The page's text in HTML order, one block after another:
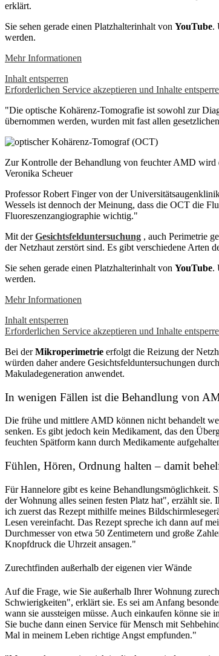
erklärt.
Sie sehen gerade einen Platzhalterinhalt von YouTube.
werden.
Mehr Informationen
Inhalt entsperren
Erforderlichen Service akzeptieren und Inhalte
"Die optische Kohärenz-Tomografie ist sowohl zur
übernommen werden, wurden mit fast allen
Zur Kontrolle der Behandlung von feuchter AMD wird
Veronika Scheuer
Professor Robert Finger von der
Wessels ist dennoch der Meinung, dass die OCT die
Fluoreszenzangiographie wichtig."
Mit der Gesichtsfelduntersuchung , auch Perimetrie
der Netzhaut zerstört sind. Es gibt verschiedene Arten
Sie sehen gerade einen Platzhalterinhalt von YouTube.
werden.
Mehr Informationen
Inhalt entsperren
Erforderlichen Service akzeptieren und Inhalte
Bei derMikroperimetrie erfolgt die Reizung der
würden daher andere Gesichtsfelduntersuchungen
Makuladegeneration anwendet.
In wenigen Fällen ist die Behandlung von
Die frühe und mittlere AMD können nicht behandelt
senken. Es gibt jedoch kein Medikament, das den
feuchten Spätform kann durch Medikamente
Fühlen, Hören, Ordnung halten – damit
Für Hannelore gibt es keine Behandlungsmöglichkeit.
der Wohnung alles seinen festen Platz hat", erzählt
ich zuerst das Rezept mithilfe meines
Lesen vereinfacht. Das Rezept spreche ich dann auf
Durchmesser von etwa 50 Zentimetern und große
Knopfdruck die Uhrzeit ansagen."
Zurechtfinden außerhalb der eigenen vier Wände
Auf die Frage, wie Sie außerhalb Ihrer Wohnung
Schwierigkeiten", erklärt sie. Es sei am Anfang
wann sie aussteigen müsse. Auch einkaufen könne
Sie buche dann einen Service für Mensch mit
Mal in meinem Leben richtige Angst empfunden."